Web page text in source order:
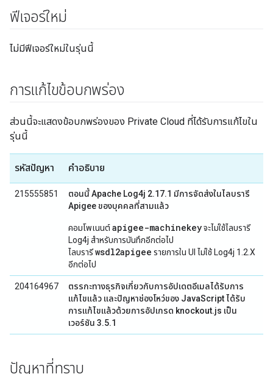
ฟีเจอร์ใหม่
ไม่มีฟีเจอร์ใหม่ในรุ่นนี้
การแก้ไขข้อบกพร่อง
ส่วนนี้จะแสดงข้อบกพร่องของ Private Cloud ที่ได้รับการแก้ไขใน
รุ่นนี้
รหัสปัญหา คำอธิบาย
215555851
ตอนนี้ Apache Log4j 2.17.1 มีการจัดส่งในไลบรารี
Apigee ของบุคคลที่สามแล้ว
คอมโพเนนต์apigee-machinekeyจะไม่ใช้ไลบรารี
Log4j สําหรับการบันทึกอีกต่อไป
ไลบรารีwsdl2apigee รายการใน UI ไม่ใช้ Log4j 1.2.X
อีกต่อไป
204164967
ตรรกะทางธุรกิจเกี่ยวกับการอัปเดตอีเมลได้รับการ
แก้ไขแล้ว และปัญหาช่องโหว่ของ JavaScript ได้รับ
การแก้ไขแล้วด้วยการอัปเกรด knockout.js เป็น
เวอร์ชัน 3.5.1
ปัญหาที่ทราบ